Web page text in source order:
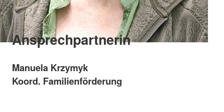
Ansprechpartnerin
Manuela Krzymyk
Koord. Familienförderung